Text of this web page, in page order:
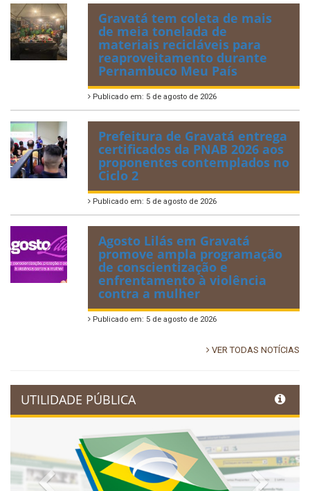
Gravatá tem coleta de mais
de meia tonelada de
materiais recicláveis para
reaproveitamento durante
Pernambuco Meu País
Publicado em: 5 de agosto de 2026
Prefeitura de Gravatá entrega
certificados da PNAB 2026 aos
proponentes contemplados no
Ciclo 2
Publicado em: 5 de agosto de 2026
Agosto Lilás em Gravatá
promove ampla programação
de conscientização e
enfrentamento à violência
contra a mulher
Publicado em: 5 de agosto de 2026
VER TODAS NOTÍCIAS
UTILIDADE PÚBLICA
Previous Next